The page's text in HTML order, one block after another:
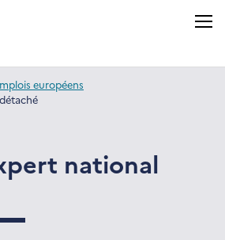
européens
national